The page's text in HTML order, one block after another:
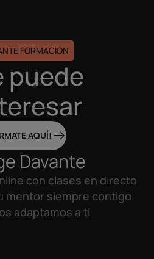
FORMACIÓN
puede
AQUÍ!
Davante
con clases en directo
mentor siempre contigo
adaptamos a ti